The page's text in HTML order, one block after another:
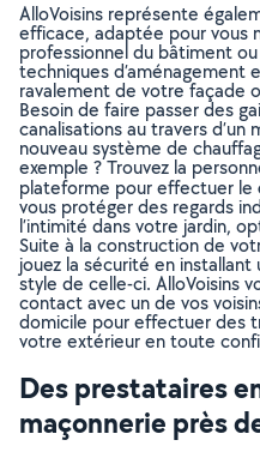
AlloVoisins représente
efficace, adaptée pour vous
professionnel du bâtiment
techniques d’aménagement
ravalement de votre façade
Besoin de faire passer des
canalisations au travers d’un
nouveau système de
exemple ? Trouvez la
plateforme pour effectuer le
vous protéger des regards
l’intimité dans votre jardin,
Suite à la construction de
jouez la sécurité en
style de celle-ci. AlloVoisins
contact avec un de vos
domicile pour effectuer des
votre extérieur en toute
Des prestataires
maçonnerie près